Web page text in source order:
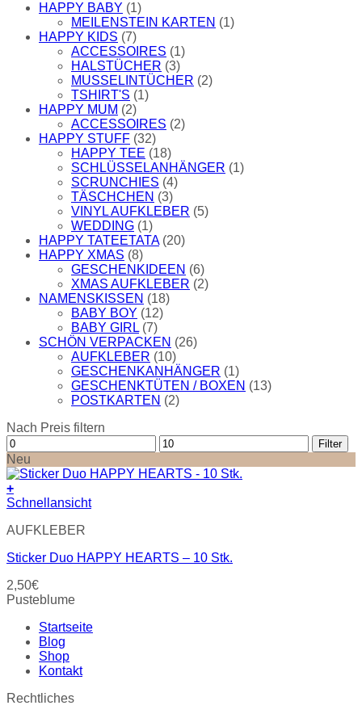
HAPPY BABY (1)
MEILENSTEIN KARTEN (1)
HAPPY KIDS (7)
ACCESSOIRES (1)
HALSTÜCHER (3)
MUSSELINTÜCHER (2)
TSHIRT'S (1)
HAPPY MUM (2)
ACCESSOIRES (2)
HAPPY STUFF (32)
HAPPY TEE (18)
SCHLÜSSELANHÄNGER (1)
SCRUNCHIES (4)
TÄSCHCHEN (3)
VINYL AUFKLEBER (5)
WEDDING (1)
HAPPY TATEETATA (20)
HAPPY XMAS (8)
GESCHENKIDEEN (6)
XMAS AUFKLEBER (2)
NAMENSKISSEN (18)
BABY BOY (12)
BABY GIRL (7)
SCHÖN VERPACKEN (26)
AUFKLEBER (10)
GESCHENKANHÄNGER (1)
GESCHENKTÜTEN / BOXEN (13)
POSTKARTEN (2)
Nach Preis filtern
Min.
Preis
Max.
Preis
Filter
Neu
+
Schnellansicht
AUFKLEBER
Sticker Duo HAPPY HEARTS – 10 Stk.
2,50€
Pusteblume
Startseite
Blog
Shop
Kontakt
Rechtliches